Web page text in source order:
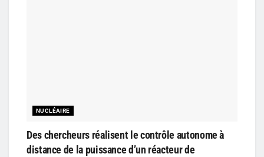
NUCLÉAIRE
Des chercheurs réalisent le contrôle autonome à
distance de la puissance d’un réacteur de